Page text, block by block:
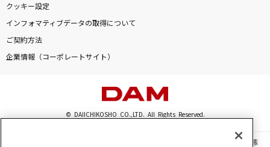
クッキー設定
インフォマティブデータの取得について
ご契約方法
企業情報（コーポレートサイト）
© DAIICHIKOSHO CO.,LTD. All Rights Reserved.
このサイトに掲載されている一切の文章・画像・写真・動画・音声等を、手段や形態